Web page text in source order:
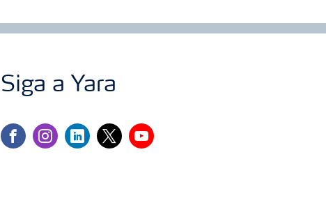
Siga a Yara
facebookinstagramlinkedintwitteryoutube